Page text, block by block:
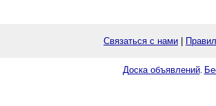
Связаться с нами
Доска объявлений.